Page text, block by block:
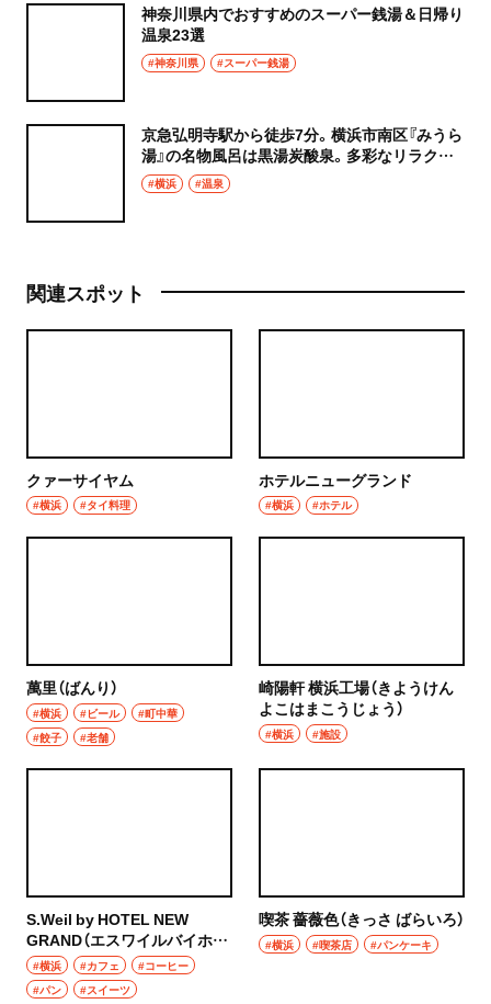
神奈川県内でおすすめのスーパー銭湯＆日帰り
温泉23選
#神奈川県 #スーパー銭湯
京急弘明寺駅から徒歩7分。横浜市南区『みうら
湯』の名物風呂は黒湯炭酸泉。多彩なリラクゼ
ーションメニューも人気
#横浜 #温泉
関連スポット
クァーサイヤム
#横浜 #タイ料理
ホテルニューグランド
#横浜 #ホテル
萬里（ばんり）
#横浜 #ビール
#町中華
#餃子
#老舗
崎陽軒 横浜工場（きようけん
よこはまこうじょう）
#横浜 #施設
S.Weil by HOTEL NEW
GRAND（エスワイルバイホテ
ルニューグランド）
#横浜 #カフェ
#コーヒー
#パン
#スイーツ
喫茶 薔薇色（きっさ ばらいろ）
#横浜 #喫茶店 #パンケーキ